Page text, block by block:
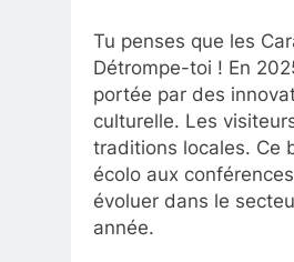
Tu penses que les
Détrompe-toi ! En
portée par des
culturelle. Les
traditions locales. Ce
écolo aux
évoluer dans le
année.